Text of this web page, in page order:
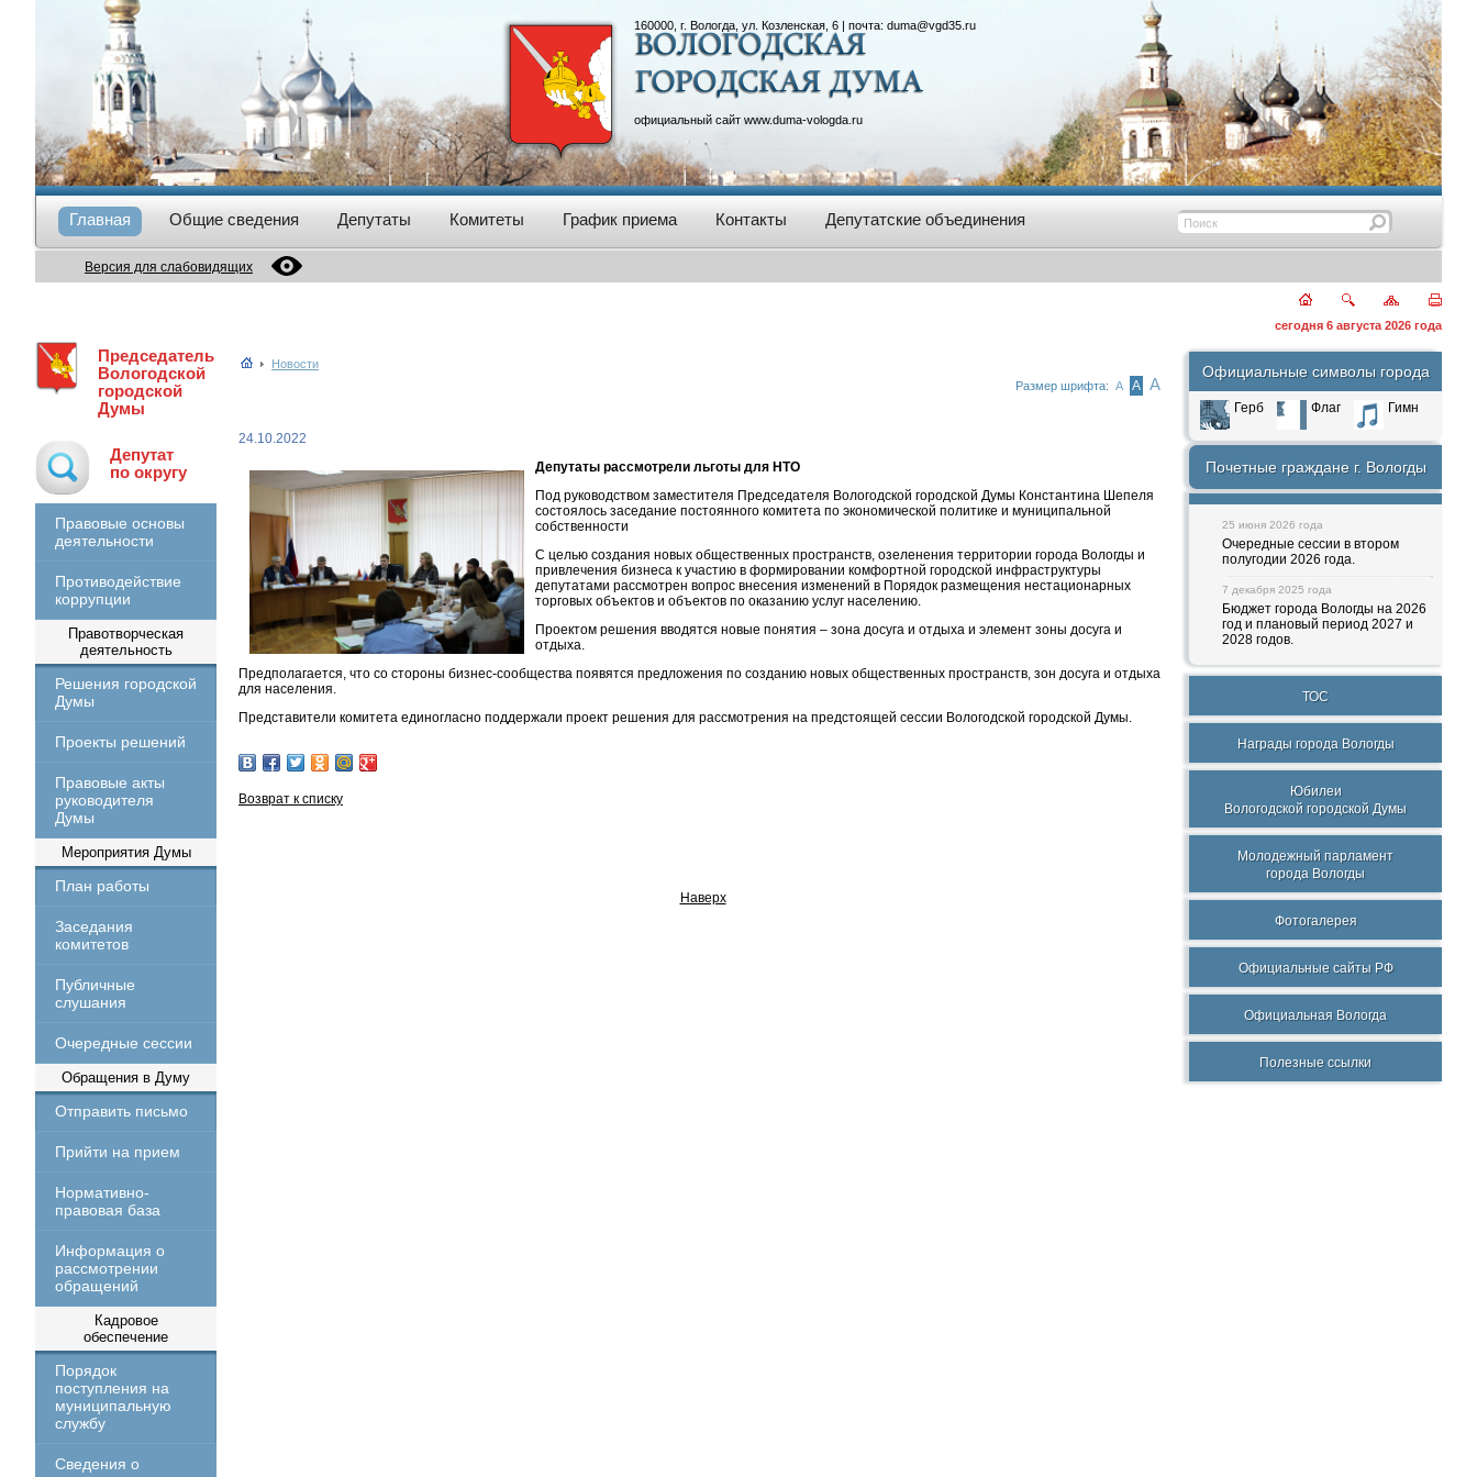
160000, г. Вологда, ул. Козленская, 6 | почта: duma@vgd35.ru
официальный сайт www.duma-vologda.ru
Главная Общие сведения Депутаты Комитеты График приема Контакты Депутатские объединения
Версия для слабовидящих
сегодня 6 августа 2026 года
Председатель
Вологодской
городской
Думы
Депутат
по округу
Правовые основы
деятельности
Противодействие
коррупции
Правотворческая
деятельность
Решения городской
Думы
Проекты решений
Правовые акты
руководителя
Думы
Мероприятия Думы
План работы
Заседания
комитетов
Публичные
слушания
Очередные сессии
Обращения в Думу
Отправить письмо
Прийти на прием
Нормативно-
правовая база
Информация о
рассмотрении
обращений
Кадровое
обеспечение
Порядок
поступления на
муниципальную
службу
Сведения о
Новости
Размер шрифта: А А А
24.10.2022
Депутаты рассмотрели льготы для НТО
Под руководством заместителя Председателя Вологодской городской Думы Константина Шепеля
состоялось заседание постоянного комитета по экономической политике и муниципальной
собственности
С целью создания новых общественных пространств, озеленения территории города Вологды и
привлечения бизнеса к участию в формировании комфортной городской инфраструктуры
депутатами рассмотрен вопрос внесения изменений в Порядок размещения нестационарных
торговых объектов и объектов по оказанию услуг населению.
Проектом решения вводятся новые понятия – зона досуга и отдыха и элемент зоны досуга и
отдыха.
Предполагается, что со стороны бизнес-сообщества появятся предложения по созданию новых общественных пространств, зон досуга и отдыха
для населения.
Представители комитета единогласно поддержали проект решения для рассмотрения на предстоящей сессии Вологодской городской Думы.
Возврат к списку
Наверх
Официальные символы города
Герб Флаг Гимн
Почетные граждане г. Вологды
25 июня 2026 года
Очередные сессии в втором
полугодии 2026 года.
7 декабря 2025 года
Бюджет города Вологды на 2026
год и плановый период 2027 и
2028 годов.
ТОС
Награды города Вологды
Юбилеи
Вологодской городской Думы
Молодежный парламент
города Вологды
Фотогалерея
Официальные сайты РФ
Официальная Вологда
Полезные ссылки